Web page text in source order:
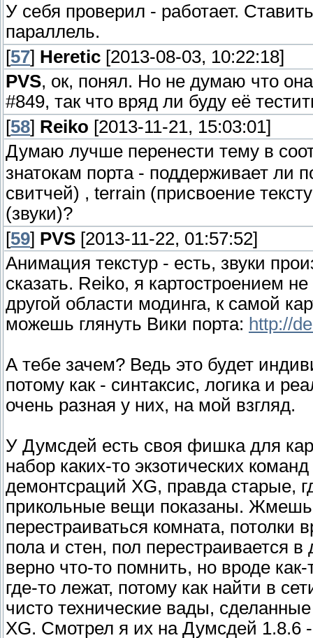
У себя проверил - работает.
параллель.
[57] Heretic [2013-08-03, 10:22:18]
PVS, ок, понял. Но не думаю что
#849, так что вряд ли буду её
[58] Reiko [2013-11-21, 15:03:01]
Думаю лучше перенести тему в
знатокам порта - поддерживает ли
свитчей) , terrain (присвоение
(звуки)?
[59] PVS [2013-11-22, 01:57:52]
Анимация текстур - есть, звуки
сказать. Reiko, я картостроением
другой области модинга, к самой
можешь глянуть Вики порта: http://
А тебе зачем? Ведь это будет
потому как - синтаксис, логика и
очень разная у них, на мой взгляд.
У Думсдей есть своя фишка для
набор каких-то экзотических
демонтсраций XG, правда старые,
прикольные вещи показаны. Жмешь
перестраиваться комната, потолки
пола и стен, пол перестраивается
верно что-то помнить, но вроде
где-то лежат, потому как найти в
чисто технические вады,
XG. Смотрел я их на Думсдей 1.8.6